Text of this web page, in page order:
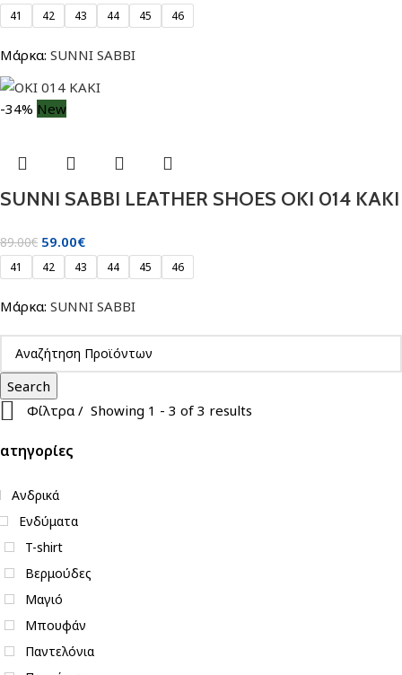
Search
Φίλτρα
Showing 1 - 3 of 3 results
Ανδρικά
Ενδύματα
T-shirt
Βερμούδες
Μαγιό
Μπουφάν
Παντελόνια
41 42 43 44 45 46
Μάρκα: SUNNI SABBI
-34% New
SUNNI SABBI LEATHER SHOES OKI 014 KAKI
89.00€ 59.00€
41 42 43 44 45 46
Μάρκα: SUNNI SABBI